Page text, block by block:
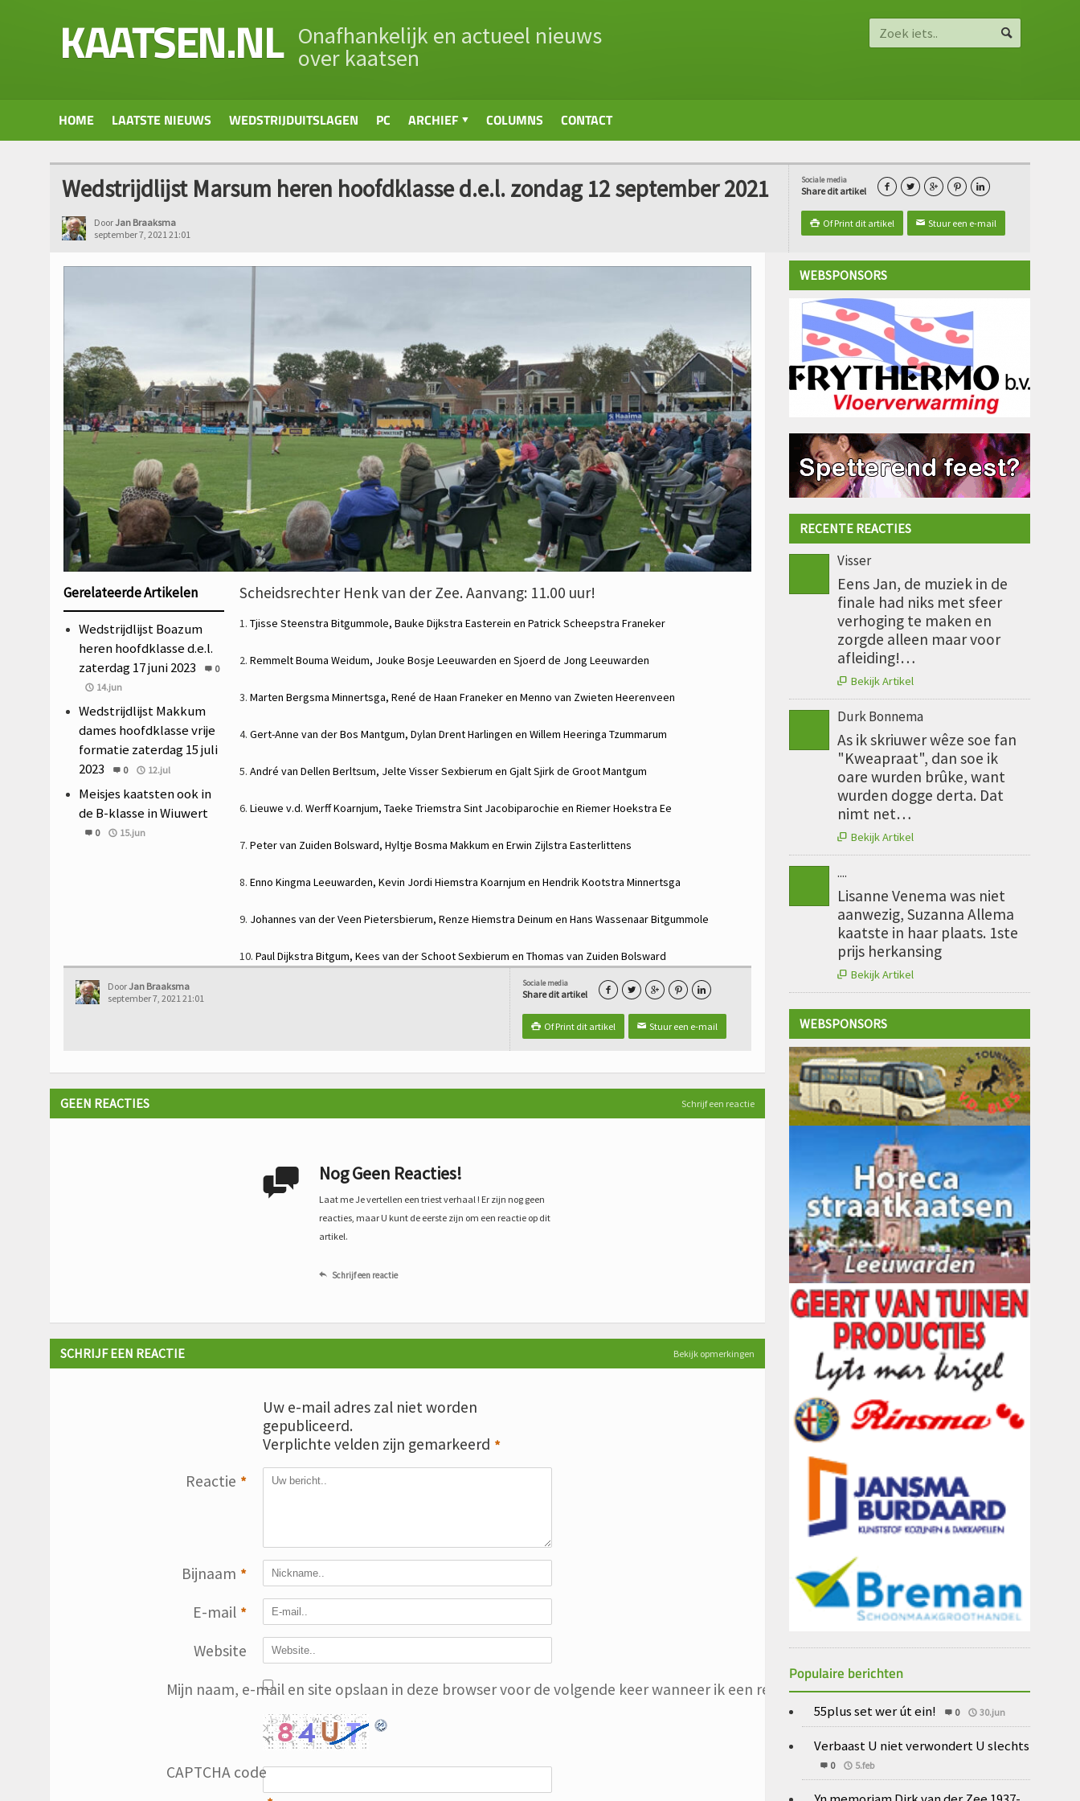
KAATSEN.NL Onafhankelijk en actueel nieuws
over kaatsen
HOME LAATSTE NIEUWS WEDSTRIJDUITSLAGEN PC ARCHIEF COLUMNS CONTACT
Sociale media
Share dit artikel     
 Of Print dit artikel ✉ Stuur een e-mail
Wedstrijdlijst Marsum heren hoofdklasse d.e.l. zondag 12 september 2021
DoorJan Braaksma
september 7, 2021 21:01
Gerelateerde Artikelen
Wedstrijdlijst Boazum
heren hoofdklasse d.e.l.
zaterdag 17 juni 2023
0
14.jun
Wedstrijdlijst Makkum
dames hoofdklasse vrije
formatie zaterdag 15 juli
2023
0 12.jul
Meisjes kaatsten ook in
de B-klasse in Wiuwert
0 15.jun
Scheidsrechter Henk van der Zee. Aanvang: 11.00 uur!
1. Tjisse Steenstra Bitgummole, Bauke Dijkstra Easterein en Patrick Scheepstra Franeker
2. Remmelt Bouma Weidum, Jouke Bosje Leeuwarden en Sjoerd de Jong Leeuwarden
3. Marten Bergsma Minnertsga, René de Haan Franeker en Menno van Zwieten Heerenveen
4. Gert-Anne van der Bos Mantgum, Dylan DrentHarlingen en Willem Heeringa Tzummarum
5. André van Dellen Berltsum, Jelte VisserSexbierum en Gjalt Sjirk de GrootMantgum
6. Lieuwe v.d. WerffKoarnjum, Taeke Triemstra Sint Jacobiparochie en Riemer Hoekstra Ee
7. Peter van Zuiden Bolsward, Hyltje Bosma Makkum en Erwin Zijlstra Easterlittens
8. Enno Kingma Leeuwarden, Kevin Jordi Hiemstra Koarnjum en Hendrik Kootstra Minnertsga
9. Johannes van der Veen Pietersbierum, Renze Hiemstra Deinum en Hans WassenaarBitgummole
10. Paul Dijkstra Bitgum, Kees van der SchootSexbierum en Thomas van Zuiden Bolsward
Sociale media
Share dit artikel     
 Of Print dit artikel ✉ Stuur een e-mail
DoorJan Braaksma
september 7, 2021 21:01
Schrijf een reactie
GEEN REACTIES
 Nog Geen Reacties!
Laat me Je vertellen een triest verhaal ! Er zijn nog geen
reacties, maar U kunt de eerste zijn om een reactie op dit
artikel.
 Schrijf een reactie
Bekijk opmerkingen
SCHRIJF EEN REACTIE
Uw e-mail adres zal niet worden
gepubliceerd.
Verplichte velden zijn gemarkeerd *
Reactie *
Bijnaam *
E-mail *
Website
Mijn naam, e-mail en site opslaan in deze browser voor de volgende keer wanneer ik een reactie plaats.
CAPTCHA code
WEBSPONSORS
RECENTE REACTIES
Visser
Eens Jan, de muziek in de
finale had niks met sfeer
verhoging te maken en
zorgde alleen maar voor
afleiding!…
 Bekijk Artikel
Durk Bonnema
As ik skriuwer wêze soe fan
"Kweapraat", dan soe ik
oare wurden brûke, want
wurden dogge derta. Dat
nimt net…
 Bekijk Artikel
....
Lisanne Venema was niet
aanwezig, Suzanna Allema
kaatste in haar plaats. 1ste
prijs herkansing
 Bekijk Artikel
WEBSPONSORS
Populaire berichten
55plus set wer út ein! 0 30.jun
Verbaast U niet verwondert U slechts
0 5.feb